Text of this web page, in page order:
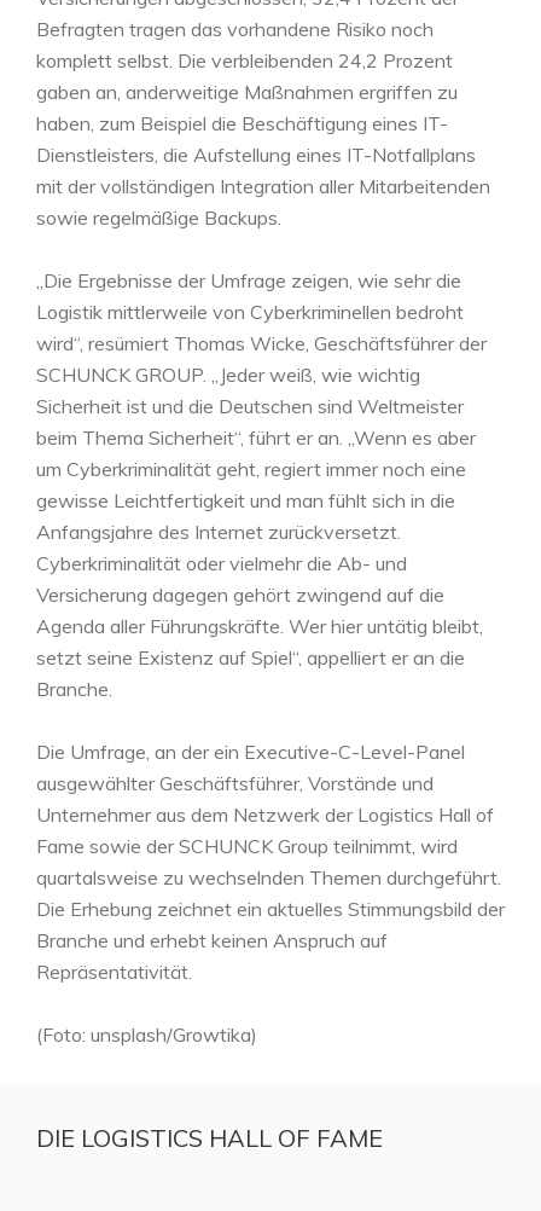
Befragten tragen das vorhandene Risiko noch
komplett selbst. Die verbleibenden 24,2 Prozent
gaben an, anderweitige Maßnahmen ergriffen zu
haben, zum Beispiel die Beschäftigung eines IT-
Dienstleisters, die Aufstellung eines IT-Notfallplans
mit der vollständigen Integration aller Mitarbeitenden
sowie regelmäßige Backups.
„Die Ergebnisse der Umfrage zeigen, wie sehr die
Logistik mittlerweile von Cyberkriminellen bedroht
wird“, resümiert Thomas Wicke, Geschäftsführer der
SCHUNCK GROUP. „Jeder weiß, wie wichtig
Sicherheit ist und die Deutschen sind Weltmeister
beim Thema Sicherheit“, führt er an. „Wenn es aber
um Cyberkriminalität geht, regiert immer noch eine
gewisse Leichtfertigkeit und man fühlt sich in die
Anfangsjahre des Internet zurückversetzt.
Cyberkriminalität oder vielmehr die Ab- und
Versicherung dagegen gehört zwingend auf die
Agenda aller Führungskräfte. Wer hier untätig bleibt,
setzt seine Existenz auf Spiel“, appelliert er an die
Branche.
Die Umfrage, an der ein Executive-C-Level-Panel
ausgewählter Geschäftsführer, Vorstände und
Unternehmer aus dem Netzwerk der Logistics Hall of
Fame sowie der SCHUNCK Group teilnimmt, wird
quartalsweise zu wechselnden Themen durchgeführt.
Die Erhebung zeichnet ein aktuelles Stimmungsbild der
Branche und erhebt keinen Anspruch auf
Repräsentativität.
(Foto: unsplash/Growtika)
DIE LOGISTICS HALL OF FAME